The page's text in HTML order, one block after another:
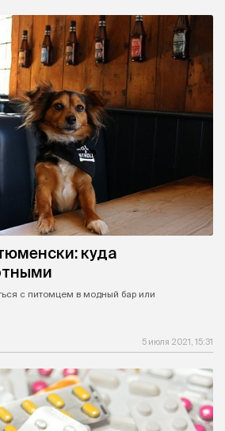
куда
с питомцем в модный бар или
5 июля 2021, 15:31